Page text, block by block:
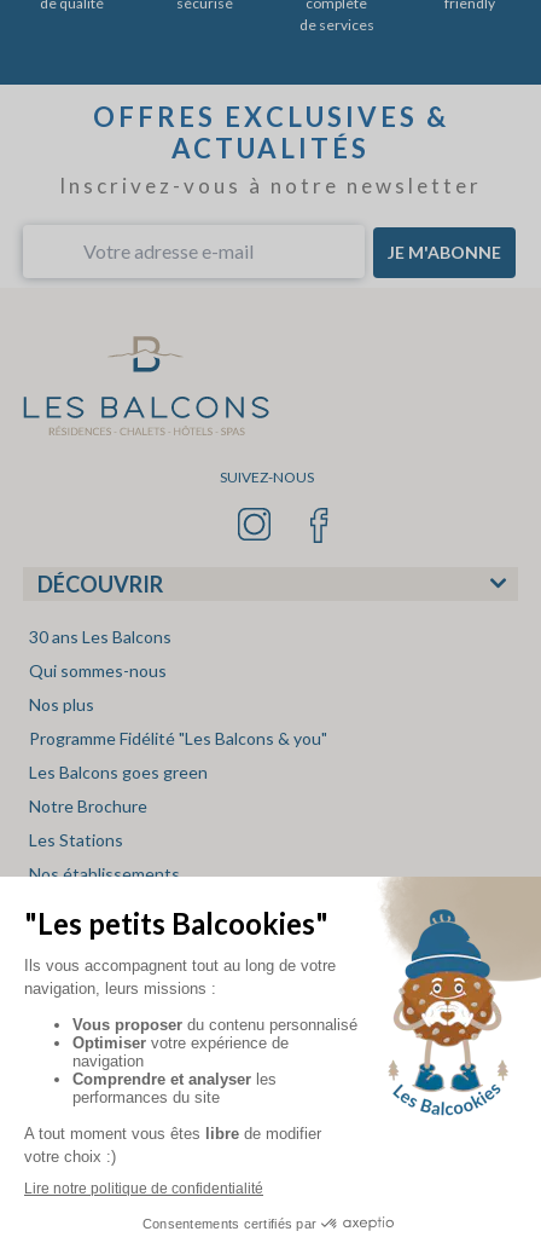
de services
OFFRES EXCLUSIVES &
ACTUALITÉS
Inscrivez-vous à notre newsletter
JE M'ABONNE
SUIVEZ-NOUS
DÉCOUVRIR
30 ans Les Balcons
Qui sommes-nous
Nos plus
Programme Fidélité "Les Balcons & you"
Les Balcons goes green
Notre Brochure
Les Stations
Nos établissements
Les restaurants
Les spas
Les supérettes
Le blog des balcons
INFOS
hébergement val
thorens
cenis